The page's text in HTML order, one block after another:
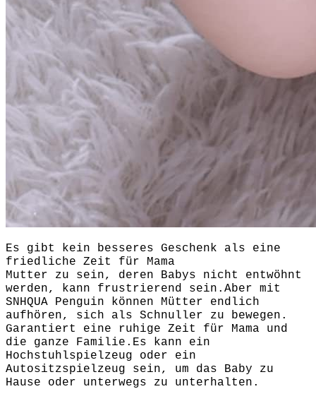
Es gibt kein besseres Geschenk als eine
friedliche Zeit für Mama
Mutter zu sein, deren Babys nicht entwöhnt
werden, kann frustrierend sein.Aber mit
SNHQUA Penguin können Mütter endlich
aufhören, sich als Schnuller zu bewegen.
Garantiert eine ruhige Zeit für Mama und
die ganze Familie.Es kann ein
Hochstuhlspielzeug oder ein
Autositzspielzeug sein, um das Baby zu
Hause oder unterwegs zu unterhalten.